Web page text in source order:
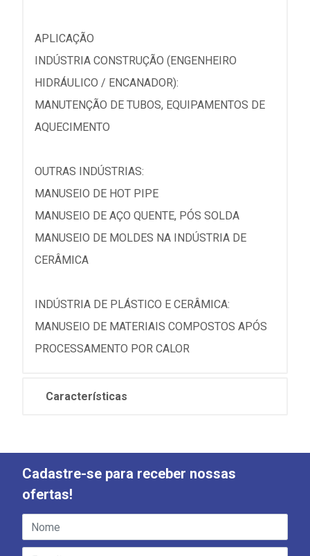
APLICAÇÃO
INDÚSTRIA CONSTRUÇÃO (ENGENHEIRO
HIDRÁULICO / ENCANADOR):
MANUTENÇÃO DE TUBOS, EQUIPAMENTOS DE
AQUECIMENTO
OUTRAS INDÚSTRIAS:
MANUSEIO DE HOT PIPE
MANUSEIO DE AÇO QUENTE, PÓS SOLDA
MANUSEIO DE MOLDES NA INDÚSTRIA DE
CERÂMICA
INDÚSTRIA DE PLÁSTICO E CERÂMICA:
MANUSEIO DE MATERIAIS COMPOSTOS APÓS
PROCESSAMENTO POR CALOR
Características
Cadastre-se para receber nossas
ofertas!